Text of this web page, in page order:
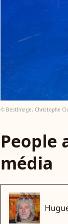
© BestImage, Christophe
People
média